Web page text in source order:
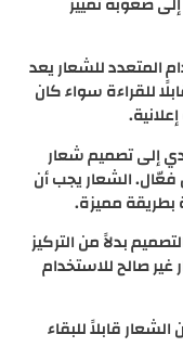
المتعدد للشعار يعد
للقراءة سواء كان
إلى تصميم شعار
الشعار يجب أن
مميزة.
بدلاً من التركيز
صالح للاستخدام
قابلاً للبقاء